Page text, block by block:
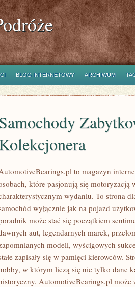
BLOG INTERNETOWY ARCHIWUM
to magazyn
które pasjonują się motoryzacją
wydaniu. To strona
wyłącznie jak na pojazd
może stać się początkiem
aut, legendarnych marek,
modeli, wyścigowych
zapisały się w pamięci kierowców.
w którym liczą się nie tylko dane
AutomotiveBearings.pl może